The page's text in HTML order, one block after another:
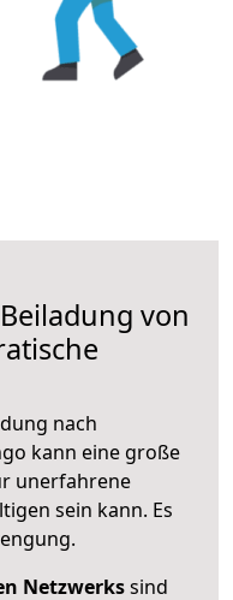
von
nach
kann eine große
unerfahrene
sein kann. Es
Netzwerkssind